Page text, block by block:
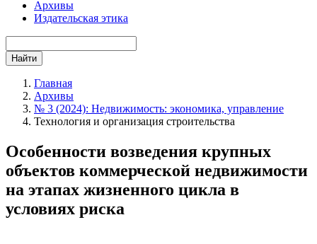
Архивы
Издательская этика
Найти
Главная
Архивы
№ 3 (2024): Недвижимость: экономика, управление
Технология и организация строительства
Особенности возведения крупных
объектов коммерческой недвижимости
на этапах жизненного цикла в
условиях риска